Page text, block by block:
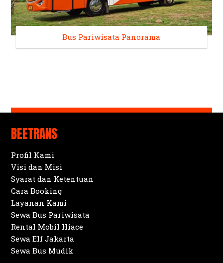
Bus Pariwisata Panorama
BEETRANS
Profil Kami
Visi dan Misi
Syarat dan Ketentuan
Cara Booking
Layanan Kami
Sewa Bus Pariwisata
Rental Mobil Hiace
Sewa Elf Jakarta
Sewa Bus Mudik